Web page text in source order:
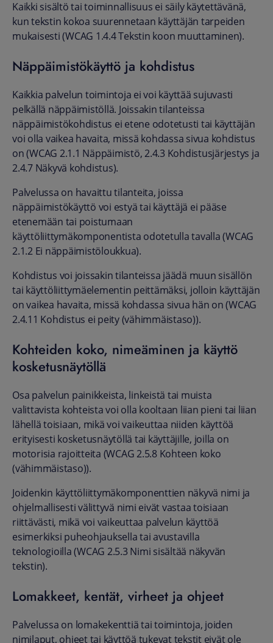
Kaikki sisältö tai toiminnallisuus ei säily käytettävänä,
kun tekstin kokoa suurennetaan käyttäjän tarpeiden
mukaisesti (WCAG 1.4.4 Tekstin koon muuttaminen).
Näppäimistökäyttö ja kohdistus
Kaikkia palvelun toimintoja ei voi käyttää sujuvasti
pelkällä näppäimistöllä. Joissakin tilanteissa
näppäimistökohdistus ei etene odotetusti tai käyttäjän
voi olla vaikea havaita, missä kohdassa sivua kohdistus
on (WCAG 2.1.1 Näppäimistö, 2.4.3 Kohdistusjärjestys ja
2.4.7 Näkyvä kohdistus).
Palvelussa on havaittu tilanteita, joissa
näppäimistökäyttö voi estyä tai käyttäjä ei pääse
etenemään tai poistumaan
käyttöliittymäkomponentista odotetulla tavalla (WCAG
2.1.2 Ei näppäimistöloukkua).
Kohdistus voi joissakin tilanteissa jäädä muun sisällön
tai käyttöliittymäelementin peittämäksi, jolloin käyttäjän
on vaikea havaita, missä kohdassa sivua hän on (WCAG
2.4.11 Kohdistus ei peity (vähimmäistaso)).
Kohteiden koko, nimeäminen ja käyttö
kosketusnäytöllä
Osa palvelun painikkeista, linkeistä tai muista
valittavista kohteista voi olla kooltaan liian pieni tai liian
lähellä toisiaan, mikä voi vaikeuttaa niiden käyttöä
erityisesti kosketusnäytöllä tai käyttäjille, joilla on
motorisia rajoitteita (WCAG 2.5.8 Kohteen koko
(vähimmäistaso)).
Joidenkin käyttöliittymäkomponenttien näkyvä nimi ja
ohjelmallisesti välittyvä nimi eivät vastaa toisiaan
riittävästi, mikä voi vaikeuttaa palvelun käyttöä
esimerkiksi puheohjauksella tai avustavilla
teknologioilla (WCAG 2.5.3 Nimi sisältää näkyvän
tekstin).
Lomakkeet, kentät, virheet ja ohjeet
Palvelussa on lomakekenttiä tai toimintoja, joiden
nimilaput, ohjeet tai käyttöä tukevat tekstit eivät ole